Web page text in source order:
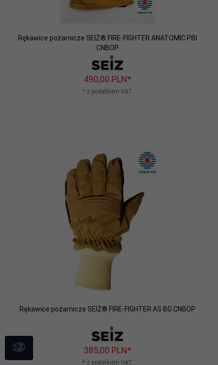
Rękawice pożarnicze SEIZ® FIRE-FIGHTER ANATOMIC PBI
CNBOP
490,00 PLN*
* z podatkiem VAT
Rękawice pożarnicze SEIZ® FIRE-FIGHTER AS BG CNBOP
385,00 PLN*
* z podatkiem VAT